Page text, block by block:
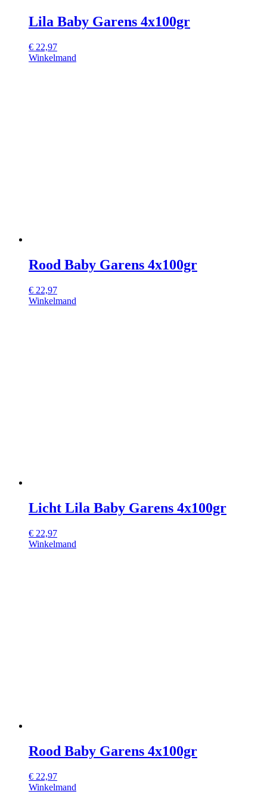
Lila Baby Garens 4x100gr
€ 22,97
Winkelmand
Rood Baby Garens 4x100gr
€ 22,97
Winkelmand
Licht Lila Baby Garens 4x100gr
€ 22,97
Winkelmand
Rood Baby Garens 4x100gr
€ 22,97
Winkelmand